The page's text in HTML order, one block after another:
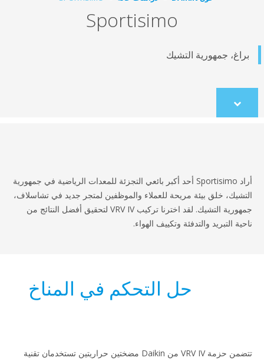
Sportisimo
جمهورية التشيك
Scroll
to
أراد Sportisimo أحد أكبر بائعي التجزئة للمعدات الرياضية في جمهورية
خلق بيئة مريحة للعملاء والموظفين لمتجر جديد في تشاسلاف،
جمهورية التشيك. لقد اخترنا تركيب VRV IV لتحقيق أفضل النتائج من
التبريد والتدفئة وتكييف الهواء.
حل التحكم في المناخ
تتضمن حزمة VRV IV من Daikin مضختين حراريتين تستخدمان تقنية